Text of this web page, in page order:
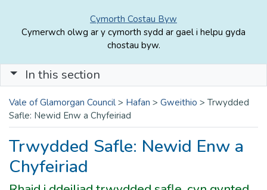
Cymorth Costau Byw
Cymerwch olwg ar y cymorth sydd ar gael i helpu gyda
chostau byw.
In this section
Vale of Glamorgan Council > Hafan > Gweithio > Trwydded
Safle: Newid Enw a Chyfeiriad
Trwydded Safle: Newid Enw a
Chyfeiriad